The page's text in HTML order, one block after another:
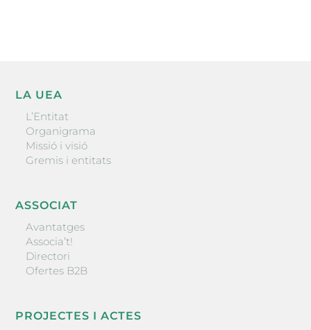
LA UEA
L’Entitat
Organigrama
Missió i visió
Gremis i entitats
ASSOCIAT
Avantatges
Associa’t!
Directori
Ofertes B2B
PROJECTES I ACTES